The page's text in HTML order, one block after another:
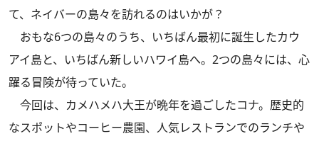
て、ネイバーの島々を訪れるのはいかが？
おもな6つの島々のうち、いちばん最初に誕生したカウ
アイ島と、いちばん新しいハワイ島へ。2つの島々には、心
躍る冒険が待っていた。
今回は、カメハメハ大王が晩年を過ごしたコナ。歴史的
なスポットやコーヒー農園、人気レストランでのランチや